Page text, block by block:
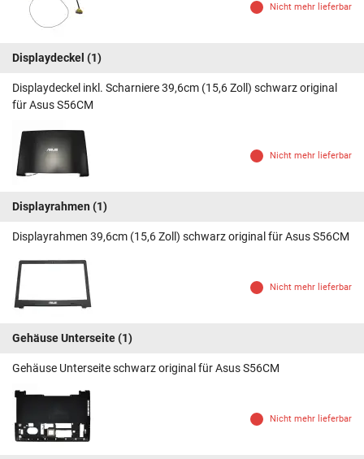
Nicht mehr lieferbar
Displaydeckel (1)
Displaydeckel inkl. Scharniere 39,6cm (15,6 Zoll) schwarz original
für Asus S56CM
Nicht mehr lieferbar
Displayrahmen (1)
Displayrahmen 39,6cm (15,6 Zoll) schwarz original für Asus S56CM
Nicht mehr lieferbar
Gehäuse Unterseite(1)
Gehäuse Unterseite schwarz original für Asus S56CM
Nicht mehr lieferbar